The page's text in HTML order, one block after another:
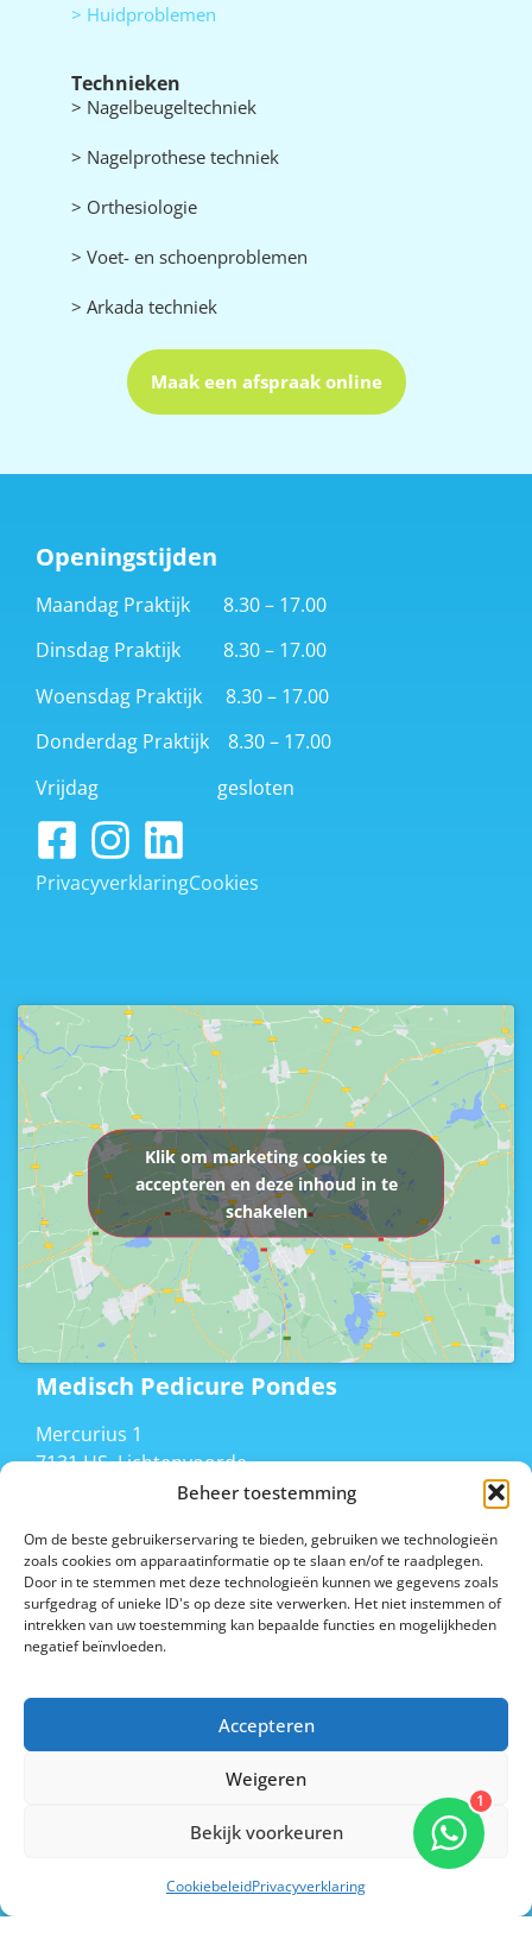
Beheer toestemming
Om de beste gebruikerservaring te bieden, gebruiken we technologieën
zoals cookies om apparaatinformatie op te slaan en/of te raadplegen.
Door in te stemmen met deze technologieën kunnen we gegevens zoals
surfgedrag of unieke ID's op deze site verwerken. Het niet instemmen of
intrekken van uw toestemming kan bepaalde functies en mogelijkheden
negatief beïnvloeden.
Accepteren
Weigeren
Bekijk voorkeuren
CookiebeleidPrivacyverklaring
> Huidproblemen
Technieken
> Nagelbeugeltechniek
> Nagelprothese techniek
> Orthesiologie
> Voet- en schoenproblemen
> Arkada techniek
Maak een afspraak online
Openingstijden
Maandag Praktijk 8.30 – 17.00
Dinsdag Praktijk 8.30 – 17.00
Woensdag Praktijk 8.30 – 17.00
Donderdag Praktijk 8.30 – 17.00
Vrijdag gesloten
PrivacyverklaringCookies
Klik om marketing cookies te
accepteren en deze inhoud in te
schakelen
Medisch Pedicure Pondes
Mercurius 1
7131 HS, Lichtenvoorde
AGB code 96004944
AGB praktijk 96055108
KvK. 59526394
Kwaliteitsregister Pedicure
1